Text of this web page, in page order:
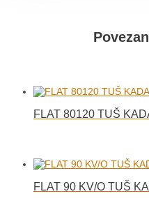
FLAT 80120 TUŠ
FLAT 90 KV/O TUŠ